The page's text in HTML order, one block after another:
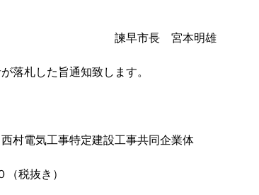
宮本明雄
落札した旨通知致します。
村電気工事特定建設工事共同企業体
（税抜き）